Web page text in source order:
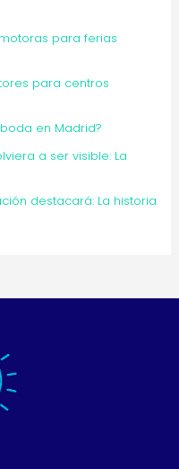
para ferias
para centros
en Madrid?
a ser visible: La
destacará: La historia